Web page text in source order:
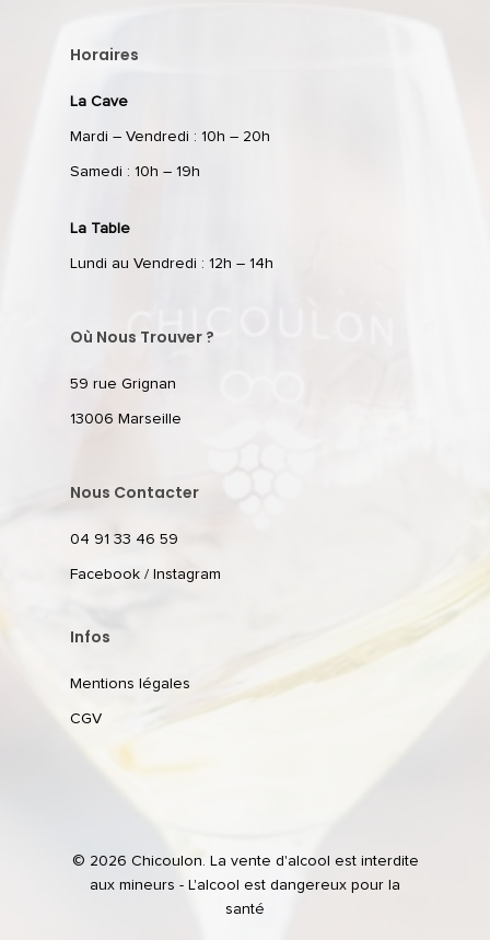
Horaires
La Cave
Mardi – Vendredi : 10h – 20h
Samedi : 10h – 19h
La Table
Lundi au Vendredi : 12h – 14h
Où Nous Trouver ?
59 rue Grignan
13006 Marseille
Nous Contacter
04 91 33 46 59
Facebook / Instagram
Infos
Mentions légales
CGV
© 2026 Chicoulon. La vente d'alcool est interdite
aux mineurs - L'alcool est dangereux pour la
santé